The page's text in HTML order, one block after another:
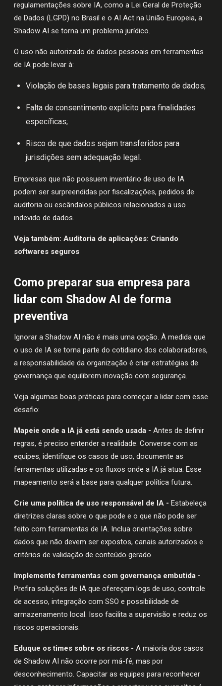
regulamentações sobre IA, como a Lei Geral de Proteção
de Dados (LGPD) no Brasil e o AI Act na União Europeia, a
Shadow AI se torna um problema jurídico.
O uso não autorizado de dados pessoais em ferramentas
de IA pode levar à:
Violação de bases legais para tratamento de dados;
Falta de consentimento explícito para finalidades
específicas;
Risco de que dados sejam transferidos para
jurisdições sem adequação legal.
Empresas que não possuem inventário de uso de IA
podem ser surpreendidas por fiscalizações, pedidos de
auditoria ou escândalos públicos relacionados a uso
indevido de dados.
Veja também: Auditoria de aplicações: Criando
softwares seguros
Como preparar sua empresa para
lidar com Shadow AI de forma
preventiva
Ignorar a Shadow AI não é mais uma opção. À medida que
o uso de IA se torna parte do cotidiano dos colaboradores,
a responsabilidade da organização é criar estratégias de
governança que equilibrem inovação com segurança.
Veja algumas boas práticas para começar a lidar com esse
desafio:
Mapeie onde a IA já está sendo usada - Antes de definir
regras, é preciso entender a realidade. Converse com as
equipes, identifique os casos de uso, documente as
ferramentas utilizadas e os fluxos onde a IA já atua. Esse
mapeamento será a base para qualquer política futura.
Crie uma política de uso responsável de IA - Estabeleça
diretrizes claras sobre o que pode e o que não pode ser
feito com ferramentas de IA. Inclua orientações sobre
dados que não devem ser expostos, canais autorizados e
critérios de validação de conteúdo gerado.
Implemente ferramentas com governança embutida -
Prefira soluções de IA que ofereçam logs de uso, controle
de acesso, integração com SSO e possibilidade de
armazenamento local. Isso facilita a supervisão e reduz os
riscos operacionais.
Eduque os times sobre os riscos - A maioria dos casos
de Shadow AI não ocorre por má-fé, mas por
desconhecimento. Capacitar as equipes para reconhecer